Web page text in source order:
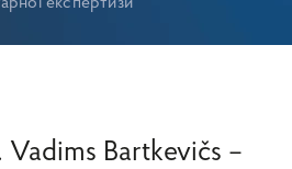
Vadims Bartkevičs –